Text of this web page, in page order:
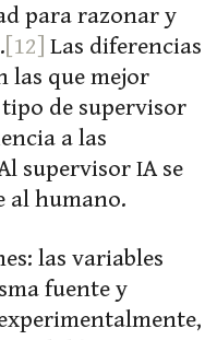
para razonar y
[12] Las diferencias
las que mejor
de supervisor
a las
supervisor IA se
al humano.
las variables
fuente y